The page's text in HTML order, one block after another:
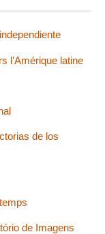
l’Amérique latine
de los
de Imagens